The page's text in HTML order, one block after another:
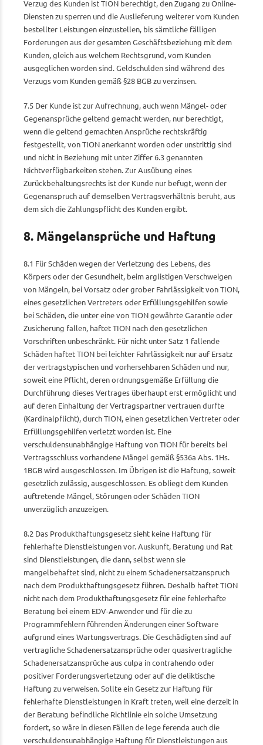
Verzug des Kunden ist TION berechtigt, den Zugang zu Online-
Diensten zu sperren und die Auslieferung weiterer vom Kunden
bestellter Leistungen einzustellen, bis sämtliche fälligen
Forderungen aus der gesamten Geschäftsbeziehung mit dem
Kunden, gleich aus welchem Rechtsgrund, vom Kunden
ausgeglichen worden sind. Geldschulden sind während des
Verzugs vom Kunden gemäß §28 BGB zu verzinsen.
7.5 Der Kunde ist zur Aufrechnung, auch wenn Mängel- oder
Gegenansprüche geltend gemacht werden, nur berechtigt,
wenn die geltend gemachten Ansprüche rechtskräftig
festgestellt, von TION anerkannt worden oder unstrittig sind
und nicht in Beziehung mit unter Ziffer 6.3 genannten
Nichtverfügbarkeiten stehen. Zur Ausübung eines
Zurückbehaltungsrechts ist der Kunde nur befugt, wenn der
Gegenanspruch auf demselben Vertragsverhältnis beruht, aus
dem sich die Zahlungspflicht des Kunden ergibt.
8. Mängelansprüche und Haftung
8.1 Für Schäden wegen der Verletzung des Lebens, des
Körpers oder der Gesundheit, beim arglistigen Verschweigen
von Mängeln, bei Vorsatz oder grober Fahrlässigkeit von TION,
eines gesetzlichen Vertreters oder Erfüllungsgehilfen sowie
bei Schäden, die unter eine von TION gewährte Garantie oder
Zusicherung fallen, haftet TION nach den gesetzlichen
Vorschriften unbeschränkt. Für nicht unter Satz 1 fallende
Schäden haftet TION bei leichter Fahrlässigkeit nur auf Ersatz
der vertragstypischen und vorhersehbaren Schäden und nur,
soweit eine Pflicht, deren ordnungsgemäße Erfüllung die
Durchführung dieses Vertrages überhaupt erst ermöglicht und
auf deren Einhaltung der Vertragspartner vertrauen durfte
(Kardinalpflicht), durch TION, einen gesetzlichen Vertreter oder
Erfüllungsgehilfen verletzt worden ist. Eine
verschuldensunabhängige Haftung von TION für bereits bei
Vertragsschluss vorhandene Mängel gemäß §536a Abs. 1Hs.
1BGB wird ausgeschlossen. Im Übrigen ist die Haftung, soweit
gesetzlich zulässig, ausgeschlossen. Es obliegt dem Kunden
auftretende Mängel, Störungen oder Schäden TION
unverzüglich anzuzeigen.
8.2 Das Produkthaftungsgesetz sieht keine Haftung für
fehlerhafte Dienstleistungen vor. Auskunft, Beratung und Rat
sind Dienstleistungen, die dann, selbst wenn sie
mangelbehaftet sind, nicht zu einem Schadenersatzanspruch
nach dem Produkthaftungsgesetz führen. Deshalb haftet TION
nicht nach dem Produkthaftungsgesetz für eine fehlerhafte
Beratung bei einem EDV-Anwender und für die zu
Programmfehlern führenden Änderungen einer Software
aufgrund eines Wartungsvertrags. Die Geschädigten sind auf
vertragliche Schadenersatzansprüche oder quasivertragliche
Schadenersatzansprüche aus culpa in contrahendo oder
positiver Forderungsverletzung oder auf die deliktische
Haftung zu verweisen. Sollte ein Gesetz zur Haftung für
fehlerhafte Dienstleistungen in Kraft treten, weil eine derzeit in
der Beratung befindliche Richtlinie ein solche Umsetzung
fordert, so wäre in diesen Fällen de lege ferenda auch die
verschuldensunabhängige Haftung für Dienstleistungen aus